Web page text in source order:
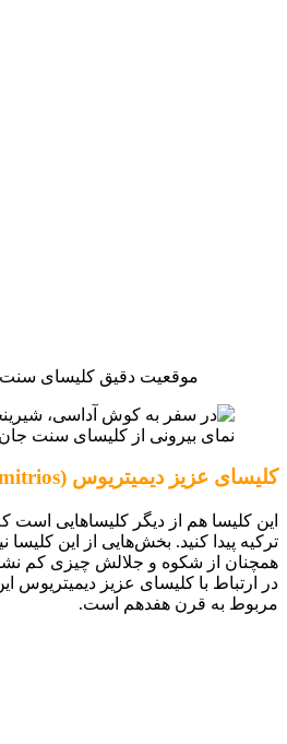
موقعیت دقیق کلیسای
نمای بیرونی از کلیسای سنت جان
کلیسای عزیز دیمیتریوس (Aziz Dimitrios)
این کلیسا هم از دیگر کلیساهایی است
ترکیه پیدا کنید. بخش‌هایی از این کلیسا
همچنان از شکوه و جلالش چیزی کم
در ارتباط با کلیسای عزیز دیمیتریوس
مربوط به قرن هفدهم است.